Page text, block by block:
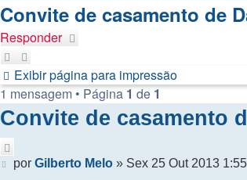
Convite de casamento de
Responder
Exibir página para impressão
1 mensagem • Página 1 de 1
Convite de casamento
Mensagem
por Gilberto Melo» Sex 25 Out 2013